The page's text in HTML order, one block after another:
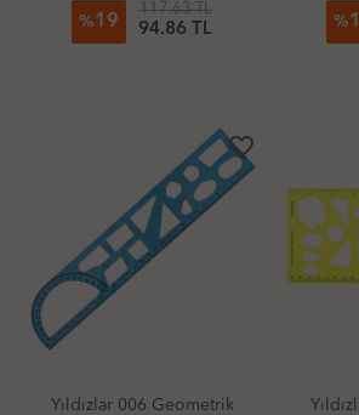
%19
117.63 TL
94.86 TL %
favorite_border
Yıldızlar 006 Geometrik